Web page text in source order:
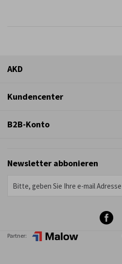
AKD
Kundencenter
B2B-Konto
Newsletter abbonieren
Partner: